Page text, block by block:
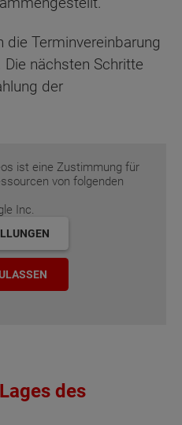
ist eine Zustimmung für
von folgenden
Inc.
die Terminvereinbarung
nächsten Schritte
der
des